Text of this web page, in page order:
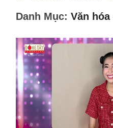
Danh Mục:Văn